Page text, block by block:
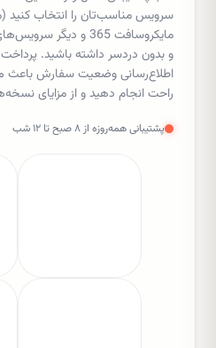
سرویس مناسب‌تان را انتخاب کنید
مایکروسافت 365 و
و بدون دردسر داشته باشید.
اطلاع‌رسانی وضعیت سفارش باعث
راحت انجام دهید و از مزایای
پشتیبانی همه‌روزه از ۸ صبح تا ۱۲ شب